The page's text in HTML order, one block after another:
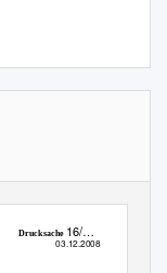
Drucksache 16/…
03.12.2008